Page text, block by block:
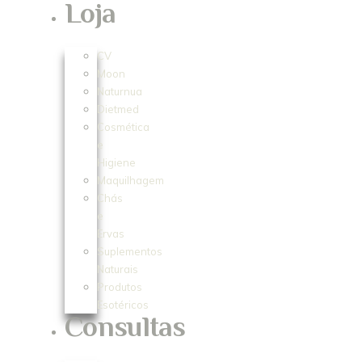
Loja
CV
Moon
Naturnua
Dietmed
Cosmética
e
Higiene
Maquilhagem
Chás
e
Ervas
Suplementos
Naturais
Produtos
Esotéricos
Consultas